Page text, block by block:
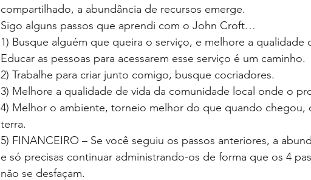
compartilhado, a abundância de recursos emerge.
Sigo alguns passos que aprendi com o John Croft…
1) Busque alguém que queira o serviço, e melhore a qualidade
Educar as pessoas para acessarem esse serviço é um caminho.
2) Trabalhe para criar junto comigo, busque cocriadores.
3) Melhore a qualidade de vida da comunidade local onde o
4) Melhor o ambiente, torneio melhor do que quando chegou,
terra.
5) FINANCEIRO – Se você seguiu os passos anteriores, a
e só precisas continuar administrando-os de forma que os 4
não se desfaçam.